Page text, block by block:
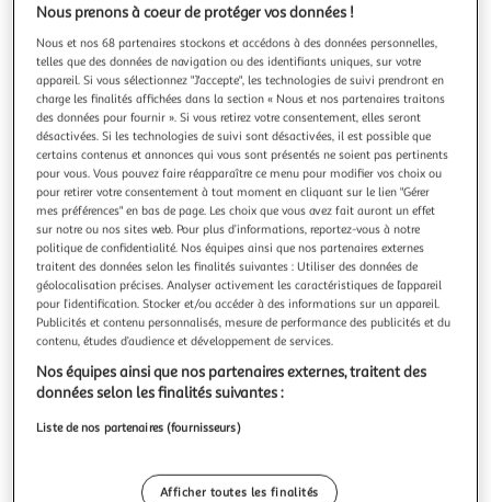
précédentesuivante
Livraison offerte
VIDAXL
Voile de parasol tissu oxford carre 5x5 m beige
Protegez-vous contre le soleil et la pluie partout ou vous
voulez avec ce parasol. C'est le parasol ideal qui peut etre
utilise dans une variete d'espaces exterieurs comme votre
jardin, terrasse, aire de jeux ou un balcon. Fabrique en tissu
oxford enrobe au PU, le parasol vous protegera contre la lu
En savoir +
Vendu par VidaXL
Livraison dès 4/5 jours
Livraison offerte
Plus d'options
Vendu parVidaXL 74,99€
Livraison dès 5/6 jours
Nous prenons à coeur de protéger vos données !
Nous et nos 68 partenaires stockons et accédons à des données personnelles,
telles que des données de navigation ou des identifiants uniques, sur votre
appareil. Si vous sélectionnez "J'accepte", les technologies de suivi prendront en
charge les finalités affichées dans la section « Nous et nos partenaires traitons
des données pour fournir ». Si vous retirez votre consentement, elles seront
désactivées. Si les technologies de suivi sont désactivées, il est possible que
certains contenus et annonces qui vous sont présentés ne soient pas pertinents
pour vous. Vous pouvez faire réapparaître ce menu pour modifier vos choix ou
pour retirer votre consentement à tout moment en cliquant sur le lien "Gérer
mes préférences" en bas de page. Les choix que vous avez fait auront un effet
sur notre ou nos sites web. Pour plus d’informations, reportez-vous à notre
politique de confidentialité. Nos équipes ainsi que nos partenaires externes
traitent des données selon les finalités suivantes : Utiliser des données de
géolocalisation précises. Analyser activement les caractéristiques de l’appareil
pour l’identification. Stocker et/ou accéder à des informations sur un appareil.
Publicités et contenu personnalisés, mesure de performance des publicités et du
contenu, études d’audience et développement de services.
Nos équipes ainsi que nos partenaires externes, traitent des
données selon les finalités suivantes :
Liste de nos partenaires (fournisseurs)
Afficher toutes les finalités